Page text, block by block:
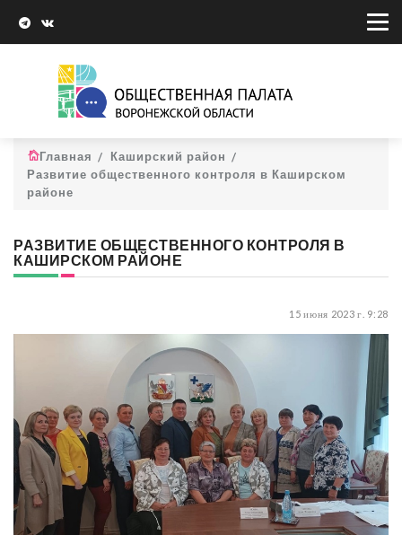
Главная
Каширский район
Развитие общественного контроля в Каширском
районе
РАЗВИТИЕ ОБЩЕСТВЕННОГО КОНТРОЛЯ В
КАШИРСКОМ РАЙОНЕ
15 июня 2023 г. 9:28